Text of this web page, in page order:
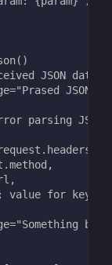
JSON data:
JSON
JSON:
key, value
broke!!",